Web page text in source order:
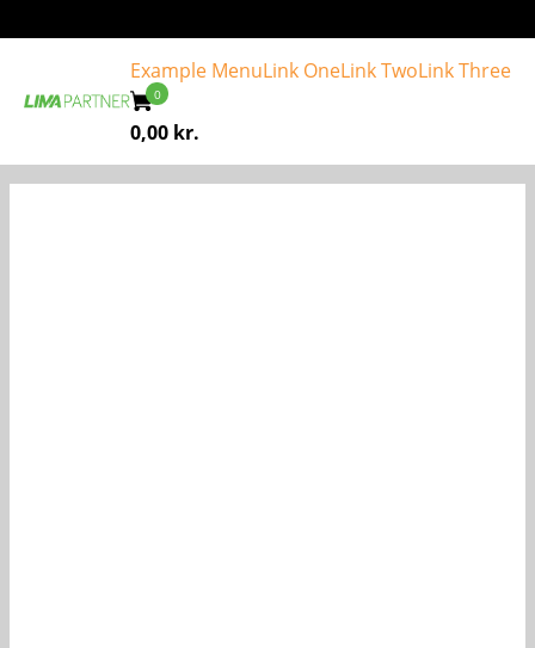
Example MenuLink OneLink TwoLink Three
0,00 kr.